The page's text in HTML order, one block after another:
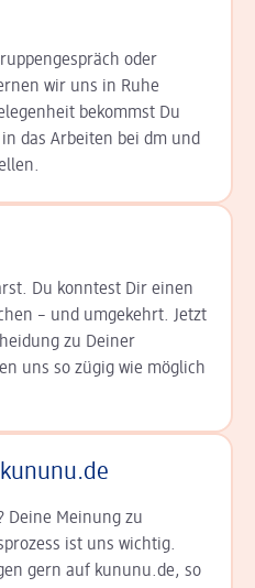
oder
wir uns in Ruhe
bekommst Du
das Arbeiten bei dm und
Du konntest Dir einen
– und umgekehrt. Jetzt
zu Deiner
uns so zügig wie möglich
Deine Meinung zu
ist uns wichtig.
gern auf kununu.de, so